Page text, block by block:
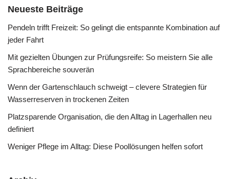
Neueste Beiträge
Pendeln trifft Freizeit: So gelingt die entspannte Kombination auf
jeder Fahrt
Mit gezielten Übungen zur Prüfungsreife: So meistern Sie alle
Sprachbereiche souverän
Wenn der Gartenschlauch schweigt – clevere Strategien für
Wasserreserven in trockenen Zeiten
Platzsparende Organisation, die den Alltag in Lagerhallen neu
definiert
Weniger Pflege im Alltag: Diese Poollösungen helfen sofort